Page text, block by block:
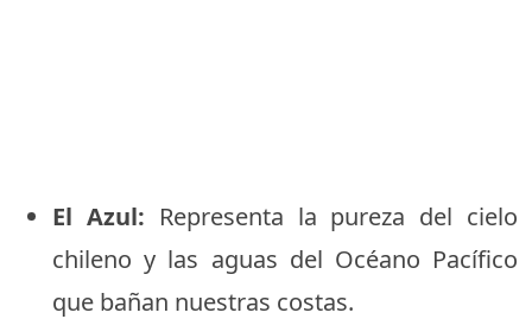
El Azul: Representa la pureza del cielo
chileno y las aguas del Océano Pacífico
que bañan nuestras costas.